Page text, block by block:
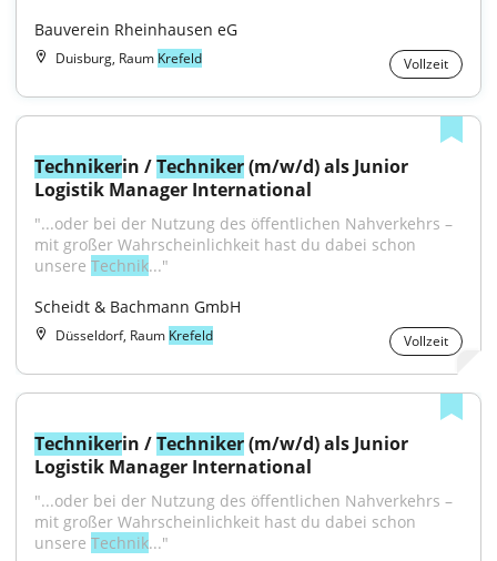
Bauverein Rheinhausen eG
Duisburg, Raum Krefeld Vollzeit
Technikerin / Techniker (m/w/d) als Junior
Logistik Manager International
"...oder bei der Nutzung des öffentlichen Nahverkehrs –
mit großer Wahrscheinlichkeit hast du dabei schon
unsere Technik..."
Scheidt & Bachmann GmbH
Düsseldorf, Raum Krefeld Vollzeit
Technikerin / Techniker (m/w/d) als Junior
Logistik Manager International
"...oder bei der Nutzung des öffentlichen Nahverkehrs –
mit großer Wahrscheinlichkeit hast du dabei schon
unsere Technik..."